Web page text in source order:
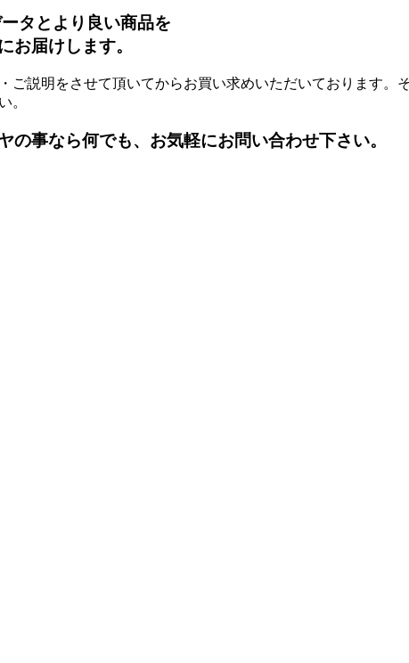
タとより良い商品を
お届けします。
説明をさせて頂いてからお買い求めいただいております。
。
事なら何でも、お気軽にお問い合わせ下さい。